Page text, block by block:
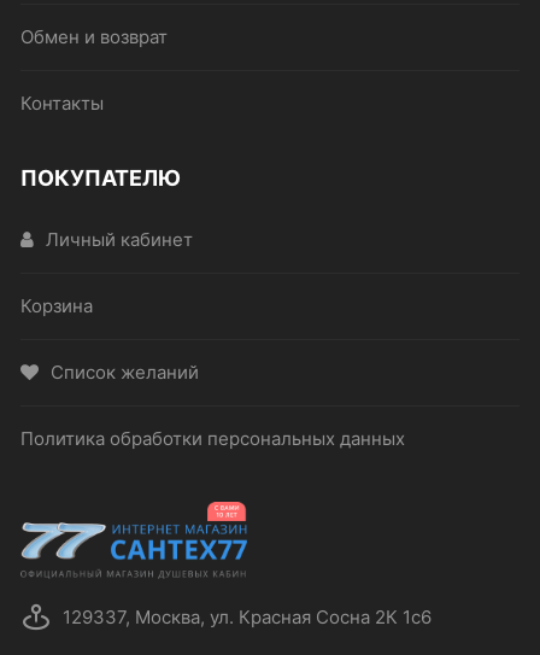
Обмен и возврат
Контакты
ПОКУПАТЕЛЮ
Личный кабинет
Корзина
Список желаний
Политика обработки персональных данных
129337, Москва, ул. Красная Сосна 2К 1с6